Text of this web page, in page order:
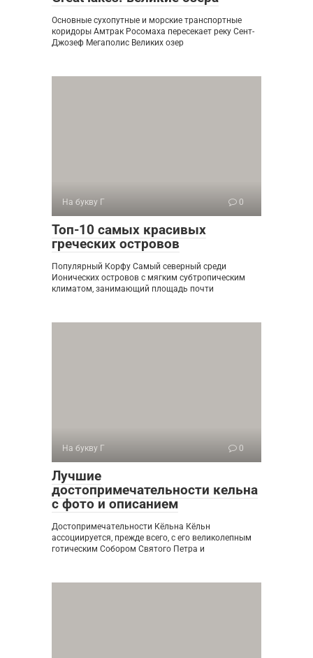
Основные сухопутные и морские транспортные
коридоры Амтрак Росомаха пересекает реку Сент-
Джозеф Мегаполис Великих озер
На букву Г 0
Топ-10 самых красивых
греческих островов
Популярный Корфу Самый северный среди
Ионических островов с мягким субтропическим
климатом, занимающий площадь почти
На букву Г 0
Лучшие
достопримечательности кельна
с фото и описанием
Достопримечательности Кёльна Кёльн
ассоциируется, прежде всего, с его великолепным
готическим Собором Святого Петра и